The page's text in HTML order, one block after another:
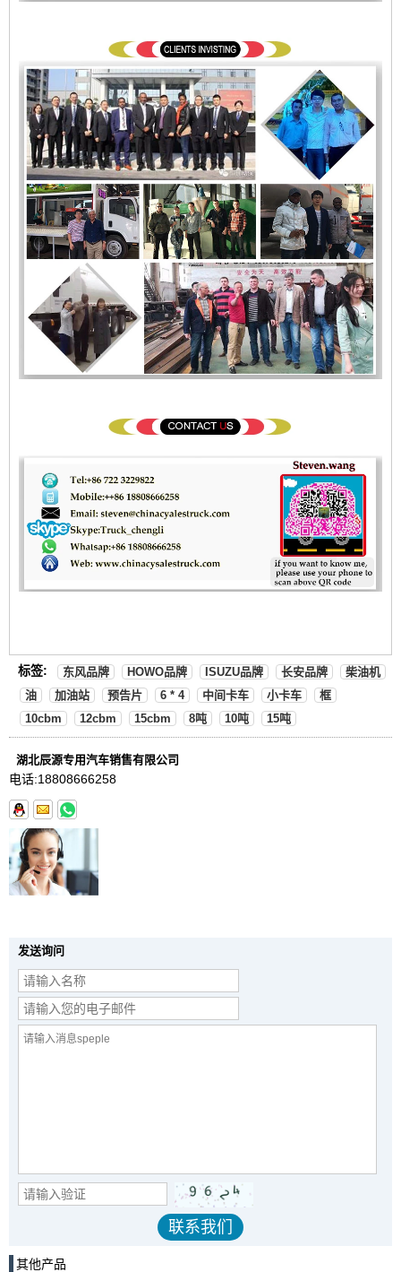
标签: 东风品牌 HOWO品牌 ISUZU品牌 长安品牌
柴油机
油
加油站 预告片 6 * 4 中间卡车 小卡车
框
10cbm
12cbm 15cbm 8吨 10吨 15吨
湖北辰源专用汽车销售有限公司
电话:18808666258
发送询问
其他产品